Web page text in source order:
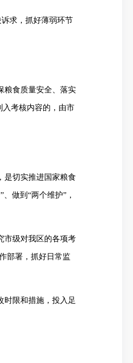
求，抓好薄弱环节
粮食质量安全、落实
入考核内容的，由市
是切实推进国家粮食
做到“两个维护”，
市级对我区的各项考
部署，抓好日常监
时限和措施，投入足